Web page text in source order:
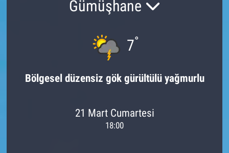
Gümüşhane
7°
Bölgesel düzensiz gök gürültülü yağmurlu
21 Mart Cumartesi
18:00
Haber Arşivi